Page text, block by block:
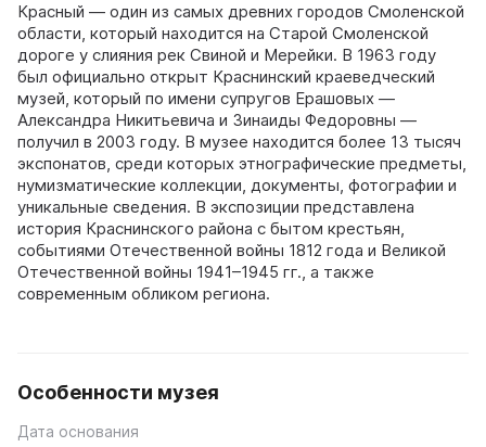
Красный — один из самых древних городов Смоленской
области, который находится на Старой Смоленской
дороге у слияния рек Свиной и Мерейки. В 1963 году
был официально открыт Краснинский краеведческий
музей, который по имени супругов Ерашовых —
Александра Никитьевича и Зинаиды Федоровны —
получил в 2003 году. В музее находится более 13 тысяч
экспонатов, среди которых этнографические предметы,
нумизматические коллекции, документы, фотографии и
уникальные сведения. В экспозиции представлена
история Краснинского района с бытом крестьян,
событиями Отечественной войны 1812 года и Великой
Отечественной войны 1941–1945 гг., а также
современным обликом региона.
Особенности музея
Дата основания